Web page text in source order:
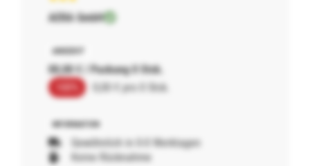
AERA GmbH
00,00 € / Packung 0 Stck.
0,00 € pro 0 Stck.
Gewöhnlich in 0-0 Werktagen
Keine Rücknahme